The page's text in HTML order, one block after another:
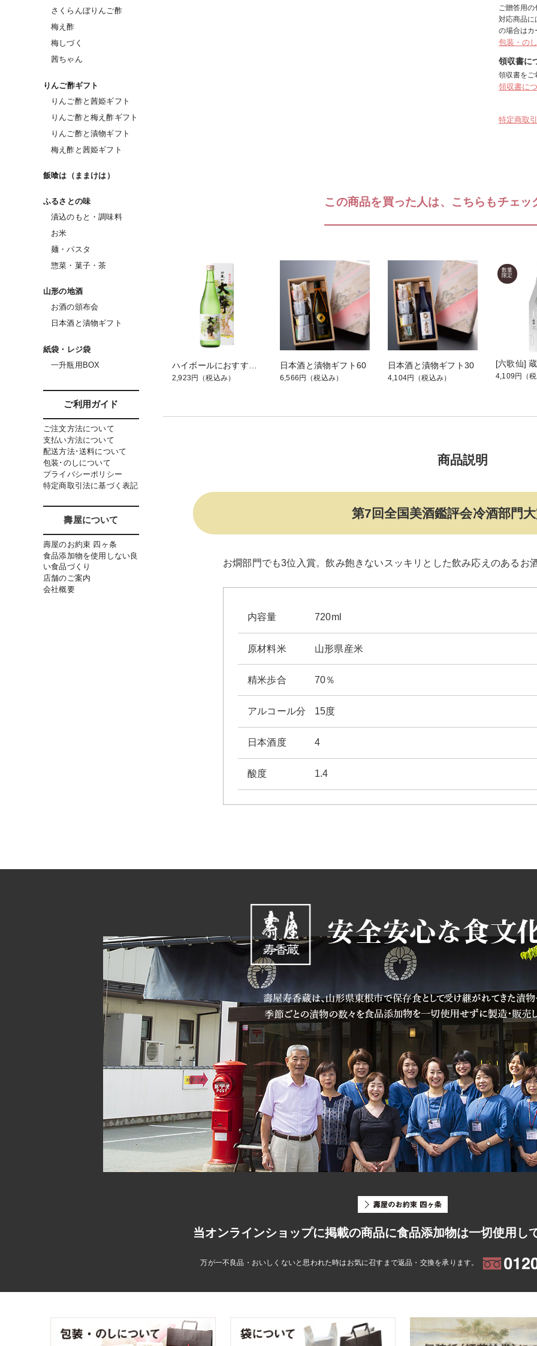
ご贈答用
対応商品に
の場合はカ
包装・の
領収書に
領収書をご
領収書に
特定商取
この商品を買った人は、こちらもチェッ
2,923円 （税込み）
日本酒と漬物ギフト60
6,566円 （税込み）
日本酒と漬物ギフト30
4,104円 （税込み） 4,109円 （
商品説明
第7回全国美酒鑑評会冷酒部門
お燗部門でも3位入賞。飲み飽きないスッキリとした飲み応えのあるお
内容量 720ml
原材料米 山形県産米
精米歩合 70％
アルコール分 15度
日本酒度 4
酸度 1.4
さくらんぼりんご酢
梅え酢
梅しづく
茜ちゃん
りんご酢ギフト
りんご酢と茜姫ギフト
りんご酢と梅え酢ギフト
りんご酢と漬物ギフト
梅え酢と茜姫ギフト
飯喰は（ままけは）
ふるさとの味
漬込のもと・調味料
お米
麺・パスタ
惣菜・菓子・茶
山形の地酒
お酒の頒布会
日本酒と漬物ギフト
紙袋・レジ袋
一升瓶用BOX
ご利用ガイド
ご注文方法について
支払い方法について
配送方法･送料について
包装･のしについて
プライバシーポリシー
特定商取引法に基づく表記
壽屋について
壽屋のお約束 四ヶ条
食品添加物を使用しない良
い食品づくり
店舗のご案内
会社概要
当オンラインショップに掲載の商品に食品添加物は一切使用し
万が一不良品・おいしくないと思われた時はお気に召すまで返品・交換を承ります。